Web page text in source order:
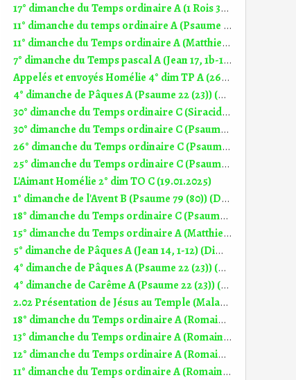
17° dimanche du Temps ordinaire A (1 Rois 3, 5.7-12) (Dimail 342)
11° dimanche du temps ordinaire A (Psaume 99 (100)) (DiMail 610)
11° dimanche du Temps ordinaire A (Matthieu 9,36 - 10,8) (DiMail 25)
7° dimanche du Temps pascal A (Jean 17, 1b-11a) (DiMail 20)
Appelés et envoyés Homélie 4° dim TP A (26.04.2026)
4° dimanche de Pâques A (Psaume 22 (23)) (DiMail 521)
30° dimanche du Temps ordinaire C (Siracide 35, 12-14.16-18) (DiMail 296)
30° dimanche du Temps ordinaire C (Psaume 33 (34)) (DiMail 629)
26° dimanche du Temps ordinaire C (Psaume 145 (146)) (DiMail 627)
25° dimanche du Temps ordinaire C (Psaume 112 (113)) (DiMail 626)
L'Aimant Homélie 2° dim TO C (19.01.2025)
1° dimanche de l'Avent B (Psaume 79 (80)) (DiMail 558)
18° dimanche du Temps ordinaire C (Psaume 89 (90)) (DiMail 621)
15° dimanche du Temps ordinaire A (Matthieu 13, 1-23) (DiMail 29)
5° dimanche de Pâques A (Jean 14, 1-12) (DiMail 18)
4° dimanche de Pâques A (Psaume 22 (23)) (DiMail 521)
4° dimanche de Carême A (Psaume 22 (23)) (DiMail 521)
2.02 Présentation de Jésus au Temple (Malachie 3, 1-4) (DiMail 444)
18° dimanche du Temps ordinaire A (Romains 8, 35.37-39) (DiMail 345)
13° dimanche du Temps ordinaire A (Romains 6, 3-4.8-11) (DiMail 338)
12° dimanche du Temps ordinaire A (Romains 5, 12-15) (DiMail 335)
11° dimanche du Temps ordinaire A (Romains 5, 6-11) (DiMail 334)